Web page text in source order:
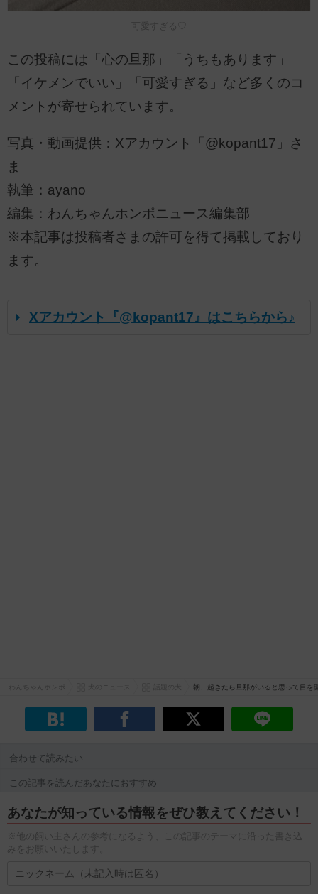
可愛すぎる♡
この投稿には「心の旦那」「うちもあります」
「イケメンでいい」「可愛すぎる」など多くのコ
メントが寄せられています。
写真・動画提供：Xアカウント「@kopant17」さ
ま
執筆：ayano
編集：わんちゃんホンポニュース編集部
※本記事は投稿者さまの許可を得て掲載しており
ます。
Xアカウント『@kopant17』はこちらから♪
朝、起きたら旦那がいると思って目
合わせて読みたい
この記事を読んだあなたにおすすめ
あなたが知っている情報をぜひ教えてください！
※他の飼い主さんの参考になるよう、この記事のテーマに沿った書き込
みをお願いいたします。